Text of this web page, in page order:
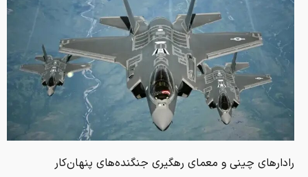
رادارهای چینی و معمای رهگیری جنگنده‌های پنهان‌کار